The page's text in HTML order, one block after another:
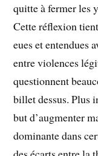
quitte à fermer les
Cette réflexion
eues et entendues
entre violences
questionnent
billet dessus. Plus
but d’augmenter
dominante dans